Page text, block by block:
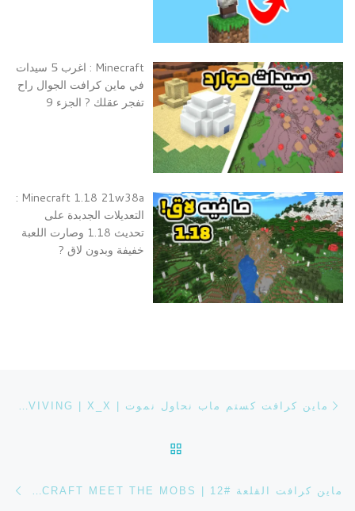
Minecraft : اغرب 5 سيدات
في ماين كرافت الجوال راح
تفجر عقلك ? الجزء 9
Minecraft 1.18 21w38a :
التعديلات الجدبدة على
تحديث 1.18 وصارت اللعبة
خفيفة وبدون لاق ?
تصفح التدوينة ماين كرافت كستم ماب نحاول نموت | MINECRAFT NOT ABOUT SURVIVING | X_X
BACK TO POST LIST